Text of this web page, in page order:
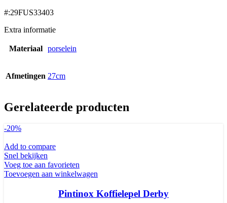
#:29FUS33403
Extra informatie
Materiaal porselein
Afmetingen 27cm
Gerelateerde producten
-20%
Add to compare
Snel bekijken
Voeg toe aan favorieten
Toevoegen aan winkelwagen
Pintinox Koffielepel Derby